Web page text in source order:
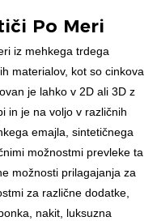
Po Meri
iz mehkega trdega
materialov, kot so cinkova
je lahko v 2D ali 3D z
in je na voljo v različnih
emajla, sintetičnega
možnostmi prevleke ta
možnosti prilagajanja za
za različne dodatke,
nakit, luksuzna